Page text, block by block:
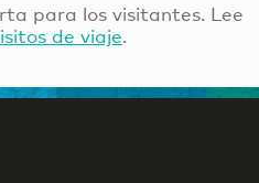
para los visitantes. Lee
de viaje.